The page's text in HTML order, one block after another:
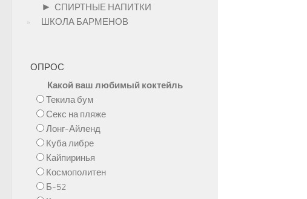
► СПИРТНЫЕ НАПИТКИ
ШКОЛА БАРМЕНОВ
ОПРОС
Какой ваш любимый коктейль
Текила бум
Секс на пляже
Лонг-Айленд
Куба либре
Кайпиринья
Космополитен
Б-52